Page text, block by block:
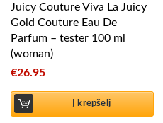
Juicy Couture Viva La Juicy
Gold Couture Eau De
Parfum – tester 100 ml
(woman)
€26.95
Į krepšelį